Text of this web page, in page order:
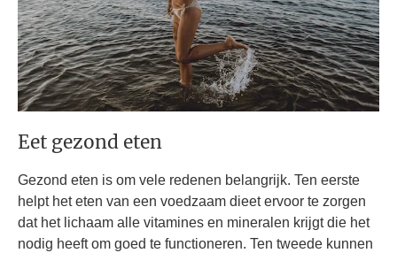
Eet gezond eten
Gezond eten is om vele redenen belangrijk. Ten eerste
helpt het eten van een voedzaam dieet ervoor te zorgen
dat het lichaam alle vitamines en mineralen krijgt die het
nodig heeft om goed te functioneren. Ten tweede kunnen